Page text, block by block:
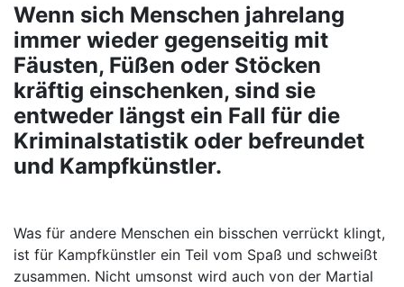
Wenn sich Menschen jahrelang
immer wieder gegenseitig mit
Fäusten, Füßen oder Stöcken
kräftig einschenken, sind sie
entweder längst ein Fall für die
Kriminalstatistik oder befreundet
und Kampfkünstler.
Was für andere Menschen ein bisschen verrückt klingt,
ist für Kampfkünstler ein Teil vom Spaß und schweißt
zusammen. Nicht umsonst wird auch von der Martial